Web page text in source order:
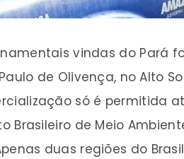
vindas do Pará
de Olivença, no Alto
só é permitida
Brasileiro de Meio
duas regiões do